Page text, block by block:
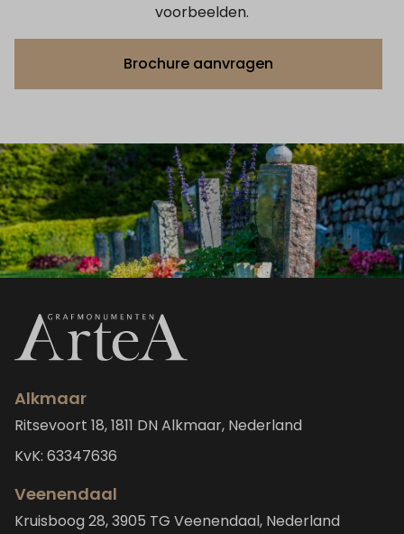
voorbeelden.
Brochure aanvragen
Alkmaar
Ritsevoort 18, 1811 DN Alkmaar, Nederland
KvK: 63347636
Veenendaal
Kruisboog 28, 3905 TG Veenendaal, Nederland